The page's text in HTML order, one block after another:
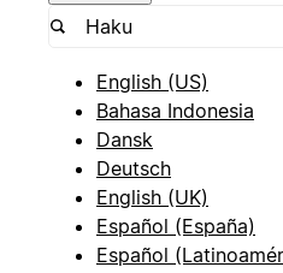
English (US)
Bahasa Indonesia
Dansk
Deutsch
English (UK)
Español (España)
Español